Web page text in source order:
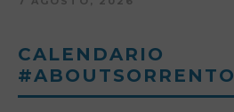
CALENDARIO
#ABOUTSORRENTO